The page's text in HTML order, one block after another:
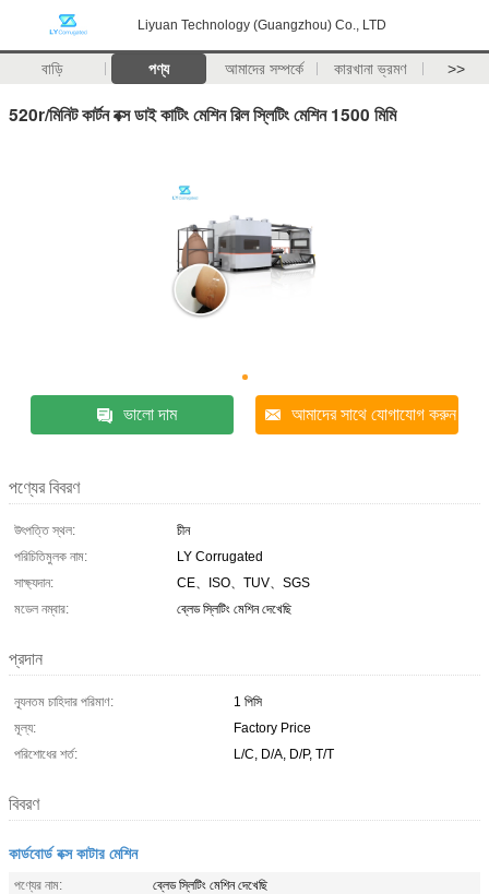
Liyuan Technology (Guangzhou) Co., LTD
বাড়ি পণ্য আমাদের সম্পর্কে কারখানা ভ্রমণ >>
520r/মিনিট কার্টন বক্স ডাই কাটিং মেশিন রিল স্লিটিং মেশিন 1500 মিমি
ভালো দাম আমাদের সাথে যোগাযোগ করুন
পণ্যের বিবরণ
উৎপত্তি স্থল:
চীন
পরিচিতিমুলক নাম:
LY Corrugated
সাক্ষ্যদান:
CE、ISO、TUV、SGS
মডেল নম্বার:
ব্লেড স্লিটিং মেশিন দেখেছি
প্রদান
ন্যূনতম চাহিদার পরিমাণ:
1 পিসি
মূল্য:
Factory Price
পরিশোধের শর্ত:
L/C, D/A, D/P, T/T
বিবরণ
কার্ডবোর্ড বক্স কাটার মেশিন
পণ্যের নাম:
ব্লেড স্লিটিং মেশিন দেখেছি